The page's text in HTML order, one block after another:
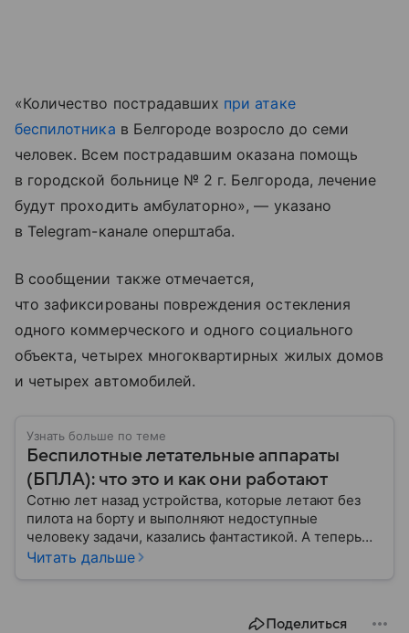
«Количество пострадавших при атаке
беспилотника в Белгороде возросло до семи
человек. Всем пострадавшим оказана помощь
в городской больнице № 2 г. Белгорода, лечение
будут проходить амбулаторно», — указано
в Telegram-канале оперштаба.
В сообщении также отмечается,
что зафиксированы повреждения остекления
одного коммерческого и одного социального
объекта, четырех многоквартирных жилых домов
и четырех автомобилей.
Узнать больше по теме
Беспилотные летательные аппараты
(БПЛА): что это и как они работают
Сотню лет назад устройства, которые летают без
пилота на борту и выполняют недоступные
человеку задачи, казались фантастикой. А теперь
они стали реальностью: собрали главное о
Читать дальше
Поделиться